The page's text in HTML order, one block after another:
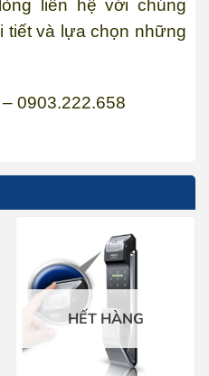
liên hệ với chúng
và lựa chọn những
0903.222.658
HẾT HÀNG